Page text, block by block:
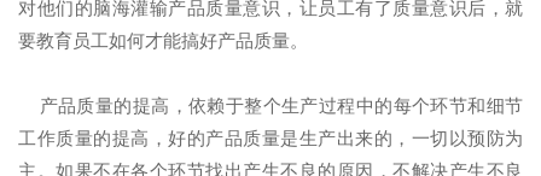
对他们的脑海灌输产品质量意识，让员工有了质量意识后，就
要教育员工如何才能搞好产品质量。
产品质量的提高，依赖于整个生产过程中的每个环节和细节
工作质量的提高，好的产品质量是生产出来的，一切以预防为
主。如果不在各个环节找出产生不良的原因，不解决产生不良